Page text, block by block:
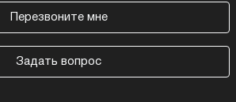
Перезвоните мне
Задать вопрос